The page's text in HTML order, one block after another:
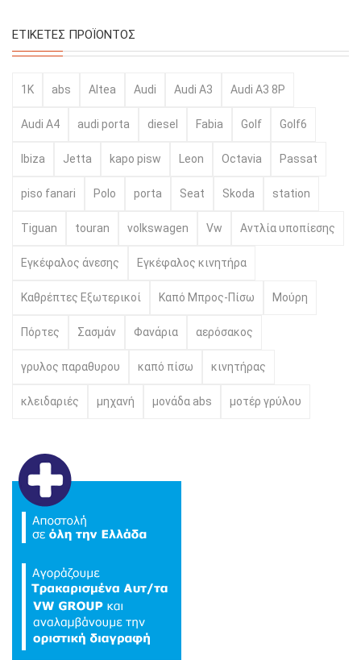
ΕΤΙΚΈΤΕΣ ΠΡΟΪΌΝΤΟΣ
1K abs Altea Audi Audi A3 Audi A3 8P
Audi A4 audi porta diesel Fabia Golf Golf6
Ibiza Jetta kapo pisw Leon Octavia Passat
piso fanari Polo porta Seat Skoda station
Tiguan touran volkswagen Vw Αντλία υποπίεσης
Εγκέφαλος άνεσης Εγκέφαλος κινητήρα
Καθρέπτες Εξωτερικοί Καπό Μπρος-Πίσω Μούρη
Πόρτες Σασμάν Φανάρια αερόσακος
γρυλος παραθυρου καπό πίσω κινητήρας
κλειδαριές μηχανή μονάδα abs μοτέρ γρύλου